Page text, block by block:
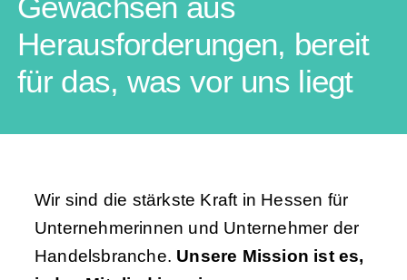
Herausforderungen, bereit
für das, was vor uns liegt
Wir sind die stärkste Kraft in Hessen für
Unternehmerinnen und Unternehmer der
Handelsbranche. Unsere Mission ist es,